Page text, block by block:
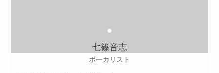
七篠音志
ボーカリスト